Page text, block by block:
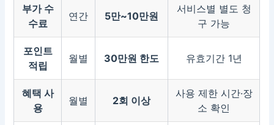
부가 수
수료
연간 5만~10만원
서비스별 별도 청
구 가능
포인트
적립
월별 30만원 한도 유효기간 1년
혜택 사
용
월별 2회 이상
사용 제한 시간·장
소 확인